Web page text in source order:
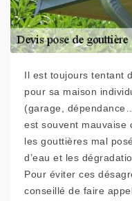
Il est toujours tentant
pour sa maison
(garage,
est souvent mauvaise
les gouttières mal
d’eau et les
Pour éviter ces
conseillé de faire